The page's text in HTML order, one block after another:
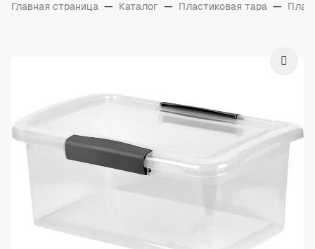
Главная страница — Каталог — Пластиковая тара —